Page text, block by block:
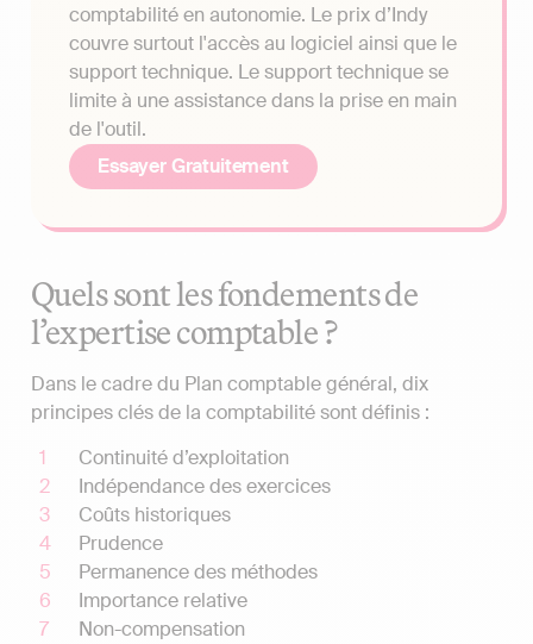
comptabilité en autonomie. Le prix d’Indy
couvre surtout l'accès au logiciel ainsi que le
support technique. Le support technique se
limite à une assistance dans la prise en main
de l'outil.
Essayer Gratuitement
Quels sont les fondements de
l’expertise comptable ?
Dans le cadre du Plan comptable général, dix
principes clés de la comptabilité sont définis :
Continuité d’exploitation
Indépendance des exercices
Coûts historiques
Prudence
Permanence des méthodes
Importance relative
Non-compensation